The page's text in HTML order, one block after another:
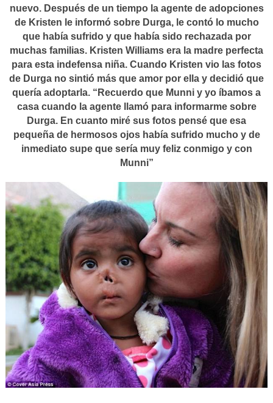
nuevo. Después de un tiempo la agente de adopciones
de Kristen le informó sobre Durga, le contó lo mucho
que había sufrido y que había sido rechazada por
muchas familias. Kristen Williams era la madre perfecta
para esta indefensa niña. Cuando Kristen vio las fotos
de Durga no sintió más que amor por ella y decidió que
quería adoptarla. “Recuerdo que Munni y yo íbamos a
casa cuando la agente llamó para informarme sobre
Durga. En cuanto miré sus fotos pensé que esa
pequeña de hermosos ojos había sufrido mucho y de
inmediato supe que sería muy feliz conmigo y con
Munni”